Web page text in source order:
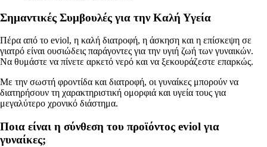
Σημαντικές Συμβουλές για την Καλή Υγεία
Πέρα από το eviol, η καλή διατροφή, η άσκηση και η επίσκεψη σε
γιατρό είναι ουσιώδεις παράγοντες για την υγιή ζωή των γυναικών.
Να θυμάστε να πίνετε αρκετό νερό και να ξεκουράζεστε επαρκώς.
Με την σωστή φροντίδα και διατροφή, οι γυναίκες μπορούν να
διατηρήσουν τη χαρακτηριστική ομορφιά και υγεία τους για
μεγαλύτερο χρονικό διάστημα.
Ποια είναι η σύνθεση του προϊόντος eviol για
γυναίκες;